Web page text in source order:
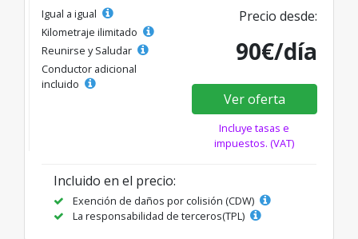
Igual a igual
Kilometraje ilimitado
Reunirse y Saludar
Conductor adicional
incluido
Precio desde:
90€/día
Ver oferta
Incluye tasas e
impuestos. (VAT)
Incluido en el precio:
Exención de daños por colisión (CDW)
La responsabilidad de terceros(TPL)